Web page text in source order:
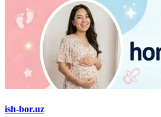
ish-bor.uz